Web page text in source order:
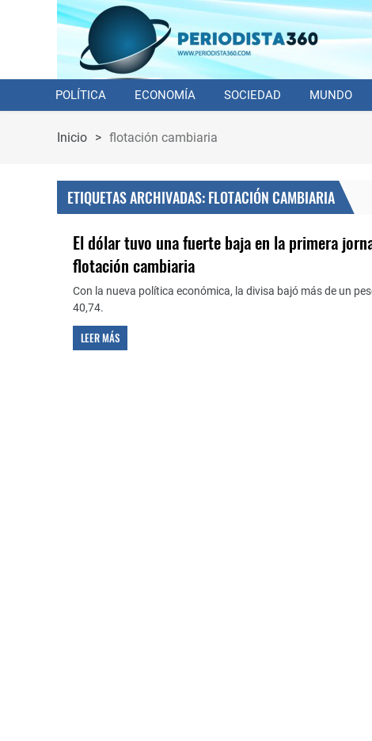
POLÍTICA ECONOMÍA SOCIEDAD MUNDO
Inicio > flotación cambiaria
ETIQUETAS ARCHIVADAS: FLOTACIÓN CAMBIARIA
El dólar tuvo una fuerte baja en la primera
flotación cambiaria
Con la nueva política económica, la divisa bajó más de un
40,74.
LEER MÁS